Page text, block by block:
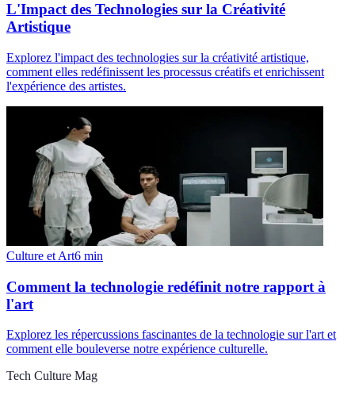
L'Impact des Technologies sur la Créativité
Artistique
Explorez l'impact des technologies sur la créativité artistique,
comment elles redéfinissent les processus créatifs et enrichissent
l'expérience des artistes.
Culture et Art6 min
Comment la technologie redéfinit notre rapport à
l'art
Explorez les répercussions fascinantes de la technologie sur l'art et
comment elle bouleverse notre expérience culturelle.
Tech Culture Mag